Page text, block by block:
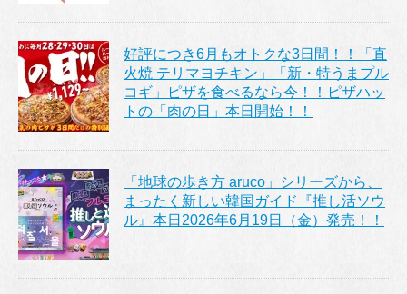
好評につき6月もオトクな3日間！！「直
火焼 テリマヨチキン」「新・特うまプル
コギ」ピザを食べるなら今！！ピザハッ
トの「肉の日」本日開始！！
「地球の歩き方 aruco」シリーズから、
まったく新しい韓国ガイド『推し活ソウ
ル』本日2026年6月19日（金）発売！！